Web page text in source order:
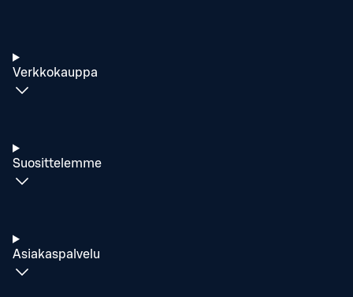
Verkkokauppa
Suosittelemme
Asiakaspalvelu